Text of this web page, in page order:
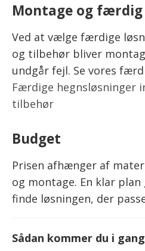
Montage og
Ved at vælge færdige
og tilbehør bliver
undgår fejl. Se vores
Færdige hegnsløsninger
tilbehør
Budget
Prisen afhænger af
og montage. En klar
finde løsningen, der
Sådan kommer du i gang